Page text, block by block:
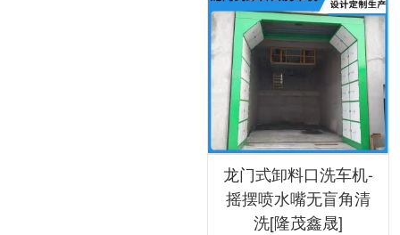
龙门式卸料口洗车机-
摇摆喷水嘴无盲角清
洗[隆茂鑫晟]